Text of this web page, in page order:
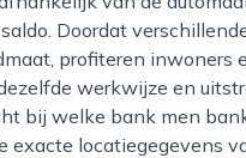
Doordat
profiteren inwoners
werkwijze en
bij welke bank men
exacte locatiegegevens